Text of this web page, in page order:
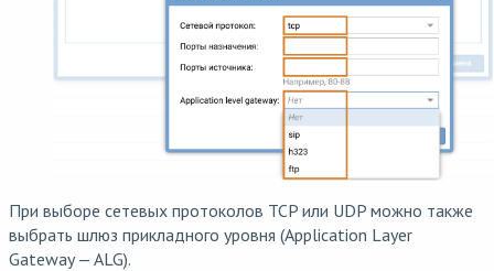
При выборе сетевых протоколов TCP или UDP можно также
выбрать шлюз прикладного уровня (Application Layer
Gateway — ALG).